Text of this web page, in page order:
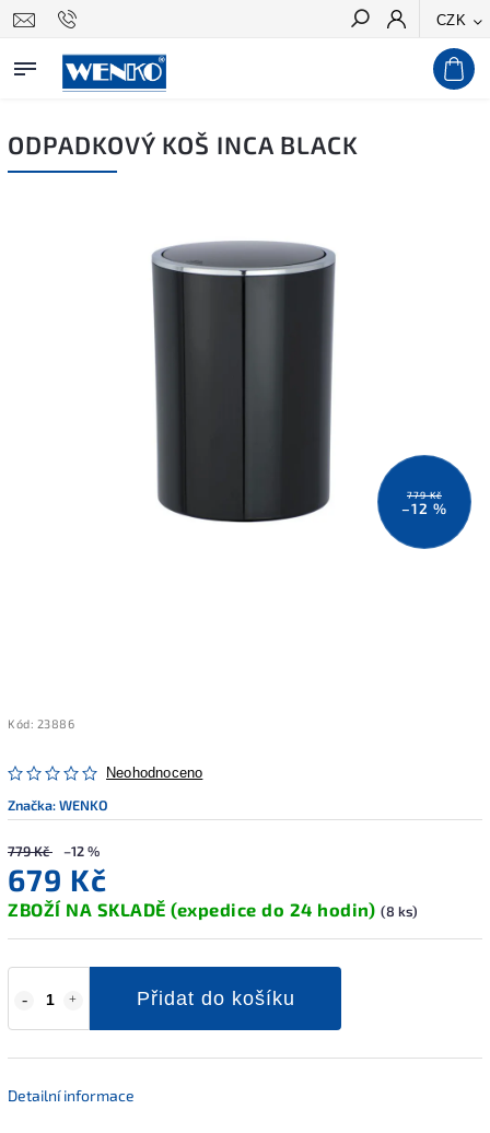
CZK
Hledat
ODPADKOVÝ KOŠ INCA BLACK
779 Kč
–12 %
Kód: 23886
Neohodnoceno
Značka:WENKO
779 Kč –12 %
679 Kč
ZBOŽÍ NA SKLADĚ (expedice do 24 hodin) (8 ks)
Přidat do košíku
Detailní informace